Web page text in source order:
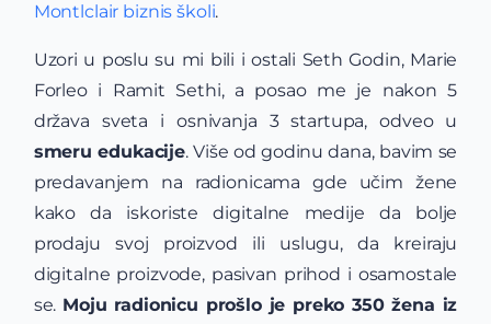
Montlclair biznis školi.
Uzori u poslu su mi bili i ostali Seth Godin, Marie
Forleo i Ramit Sethi, a posao me je nakon 5
država sveta i osnivanja 3 startupa, odveo u
smeru edukacije. Više od godinu dana, bavim se
predavanjem na radionicama gde učim žene
kako da iskoriste digitalne medije da bolje
prodaju svoj proizvod ili uslugu, da kreiraju
digitalne proizvode, pasivan prihod i osamostale
se. Moju radionicu prošlo je preko 350 žena iz